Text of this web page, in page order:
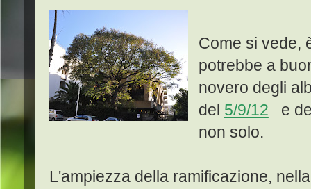
Come si vede,
potrebbe a
novero degli
del 5/9/12 e
non solo.
L'ampiezza della ramificazione,